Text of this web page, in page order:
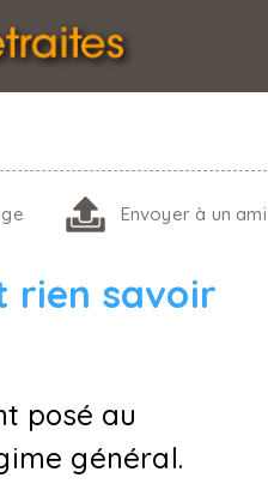
Envoyer à un ami
rien savoir
posé au
général.